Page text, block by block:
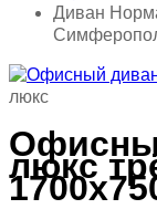
Диван
люкс
люкс